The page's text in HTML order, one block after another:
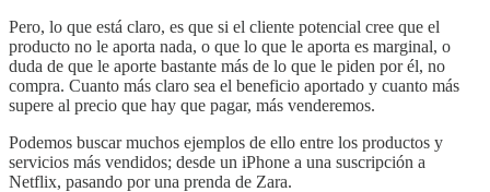
Pero, lo que está claro, es que si el cliente potencial cree que el
producto no le aporta nada, o que lo que le aporta es marginal, o
duda de que le aporte bastante más de lo que le piden por él, no
compra. Cuanto más claro sea el beneficio aportado y cuanto más
supere al precio que hay que pagar, más venderemos.
Podemos buscar muchos ejemplos de ello entre los productos y
servicios más vendidos; desde un iPhone a una suscripción a
Netflix, pasando por una prenda de Zara.